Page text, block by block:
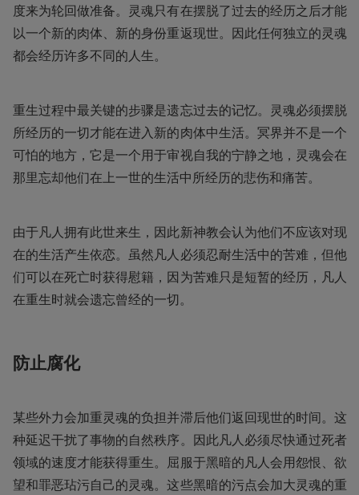
度来为轮回做准备。灵魂只有在摆脱了过去的经历之后才能
以一个新的肉体、新的身份重返现世。因此任何独立的灵魂
都会经历许多不同的人生。
重生过程中最关键的步骤是遗忘过去的记忆。灵魂必须摆脱
所经历的一切才能在进入新的肉体中生活。冥界并不是一个
可怕的地方，它是一个用于审视自我的宁静之地，灵魂会在
那里忘却他们在上一世的生活中所经历的悲伤和痛苦。
由于凡人拥有此世来生，因此新神教会认为他们不应该对现
在的生活产生依恋。虽然凡人必须忍耐生活中的苦难，但他
们可以在死亡时获得慰籍，因为苦难只是短暂的经历，凡人
在重生时就会遗忘曾经的一切。
防止腐化
某些外力会加重灵魂的负担并滞后他们返回现世的时间。这
种延迟干扰了事物的自然秩序。因此凡人必须尽快通过死者
领域的速度才能获得重生。屈服于黑暗的凡人会用怨恨、欲
望和罪恶玷污自己的灵魂。这些黑暗的污点会加大灵魂的重